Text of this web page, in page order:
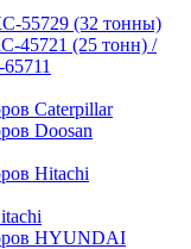
55729 (32 тонны)
45721 (25 тонн) /
Caterpillar
Doosan
Hitachi
HYUNDAI